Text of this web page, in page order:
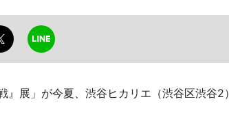
展」が今夏、渋谷ヒカリエ（渋谷区渋谷2）